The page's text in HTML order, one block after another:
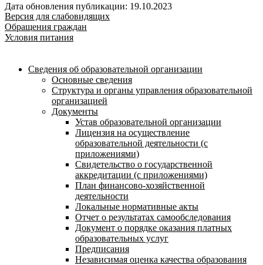
Дата обновления публикации: 19.10.2023
Версия для слабовидящих
Обращения граждан
Условия питания
Сведения об образовательной организации
Основные сведения
Структура и органы управления образовательной
организацией
Документы
Устав образовательной организации
Лицензия на осуществление
образовательной деятельности (с
приложениями)
Свидетельство о государственной
аккредитации (с приложениями)
План финансово-хозяйственной
деятельности
Локальные нормативные акты
Отчет о результатах самообследования
Документ о порядке оказания платных
образовательных услуг
Предписания
Независимая оценка качества образования